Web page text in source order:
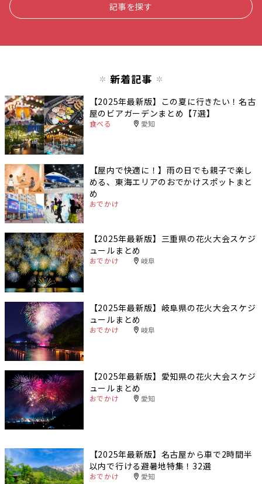
記事を探す
新着記事
【2025年最新版】この夏に行きたい！名古
屋のビアガーデンまとめ【7選】
食べる 愛知
【屋内で快適に！】雨の日でも親子で楽し
める、東海エリアのおでかけスポットまと
め
おでかけ
【2025年最新版】三重県の花火大会スケジ
ュールまとめ
おでかけ 岐阜
【2025年最新版】岐阜県の花火大会スケジ
ュールまとめ
おでかけ 岐阜
【2025年最新版】愛知県の花火大会スケジ
ュールまとめ
おでかけ 愛知
【2025年最新版】名古屋から車で2時間半
以内で行ける避暑地特集！32選
おでかけ 愛知